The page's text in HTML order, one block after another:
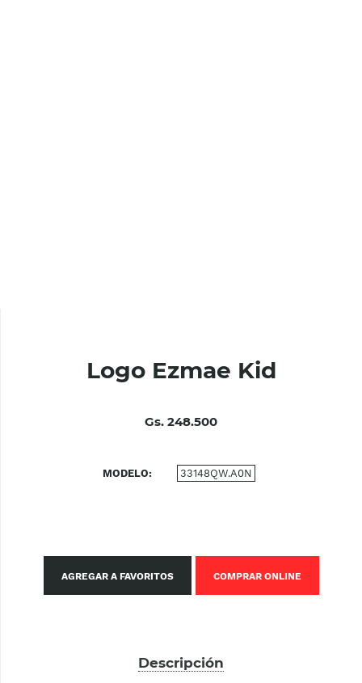
Logo Ezmae Kid
Gs. 248.500
MODELO 33148QW.A0N
AGREGAR A FAVORITOS COMPRAR ONLINE
Descripción